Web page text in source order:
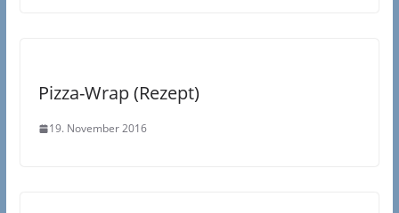
Pizza-Wrap (Rezept)
19. November 2016